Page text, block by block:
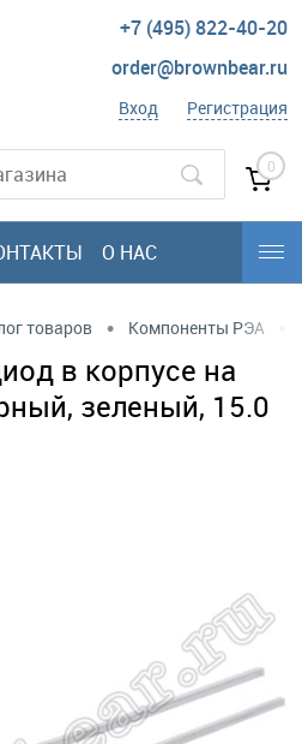
+7 (495) 822-40-20
order@brownbear.ru
Вход Регистрация
0
О НАС
товаров • Компоненты РЭА
в корпусе на
зеленый, 15.0